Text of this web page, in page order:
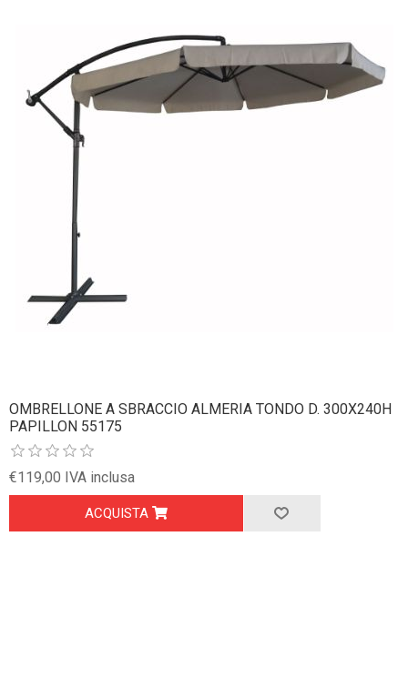
OMBRELLONE A SBRACCIO ALMERIA TONDO D. 300X240H
PAPILLON 55175
€119,00 IVA inclusa
ACQUISTA